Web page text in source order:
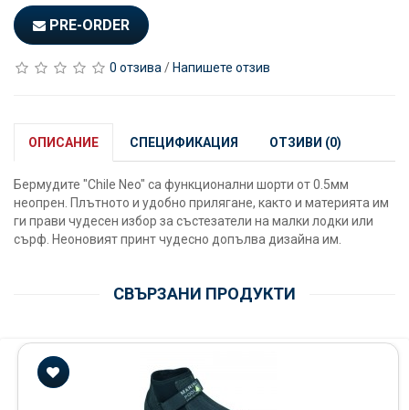
PRE-ORDER
0 отзива / Напишете отзив
ОПИСАНИЕ СПЕЦИФИКАЦИЯ ОТЗИВИ (0)
Бермудите "Chile Neo" са функционални шорти от 0.5мм
неопрен. Плътното и удобно прилягане, както и материята им
ги прави чудесен избор за състезатели на малки лодки или
сърф. Неоновият принт чудесно допълва дизайна им.
СВЪРЗАНИ ПРОДУКТИ